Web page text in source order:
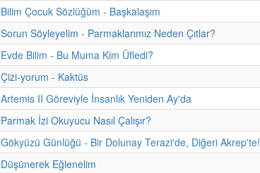
Bilim Çocuk Sözlüğüm - Başkalaşım
Sorun Söyleyelim - Parmaklarımız Neden Çıtlar?
Evde Bilim - Bu Muma Kim Üfledi?
Çizi-yorum - Kaktüs
Artemis II Göreviyle İnsanlık Yeniden Ay'da
Parmak İzi Okuyucu Nasıl Çalışır?
Gökyüzü Günlüğü - Bir Dolunay Terazi'de, Diğeri Akrep'te!
Düşünerek Eğlenelim